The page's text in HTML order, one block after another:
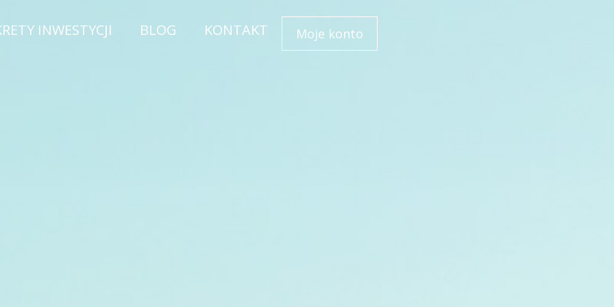
INWESTYCJI BLOG KONTAKT Moje konto